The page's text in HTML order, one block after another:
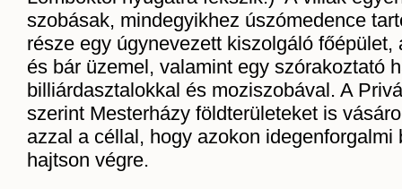
szobásak, mindegyikhez úszómedence
része egy úgynevezett kiszolgáló főépület,
és bár üzemel, valamint egy szórakoztató
billiárdasztalokkal és moziszobával. A
szerint Mesterházy földterületeket is
azzal a céllal, hogy azokon idegenforgalmi
hajtson végre.